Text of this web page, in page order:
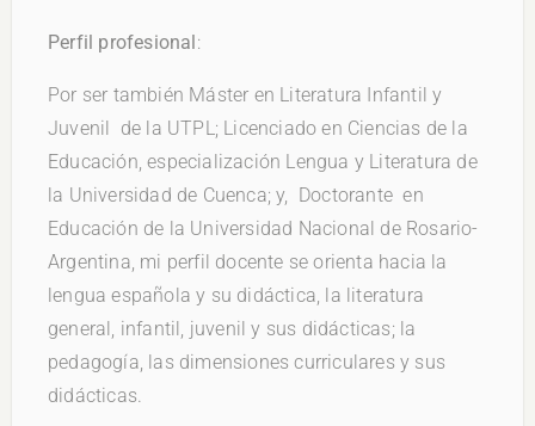
Perfil profesional:
Por ser también Máster en Literatura Infantil y
Juvenil de la UTPL; Licenciado en Ciencias de la
Educación, especialización Lengua y Literatura de
la Universidad de Cuenca; y, Doctorante en
Educación de la Universidad Nacional de Rosario-
Argentina, mi perfil docente se orienta hacia la
lengua española y su didáctica, la literatura
general, infantil, juvenil y sus didácticas; la
pedagogía, las dimensiones curriculares y sus
didácticas.